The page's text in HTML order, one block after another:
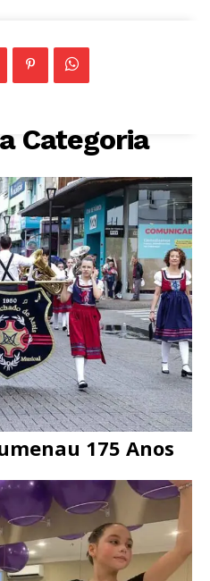
Categoria
175 Anos